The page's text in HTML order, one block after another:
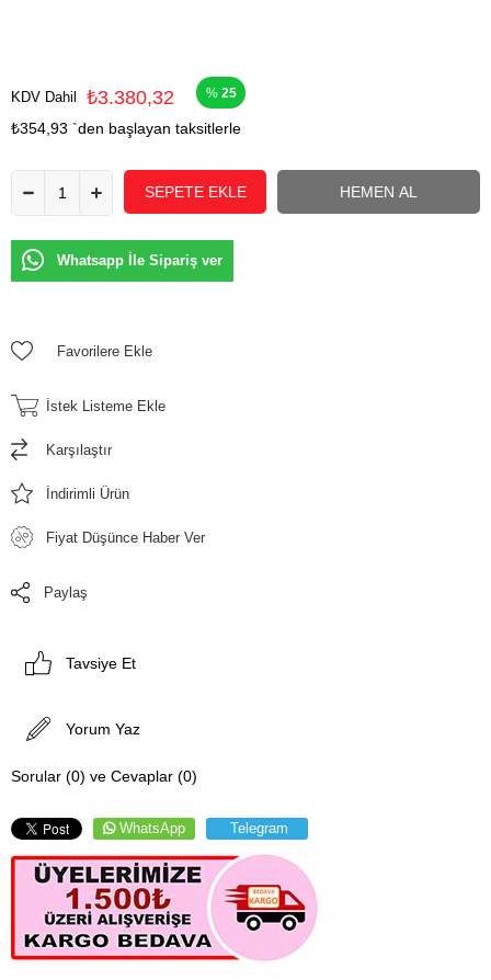
KDV Dahil ₺3.380,32 25
₺354,93 `den başlayan taksitlerle
Whatsapp İle Sipariş ver
Favorilere Ekle
İstek Listeme Ekle
Karşılaştır
İndirimli Ürün
Fiyat Düşünce Haber Ver
Paylaş
Tavsiye Et
Yorum Yaz
Sorular (0) ve Cevaplar (0)
WhatsApp Telegram